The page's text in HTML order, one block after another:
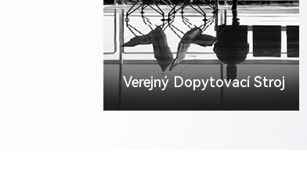
Verejný Dopytovací Stroj